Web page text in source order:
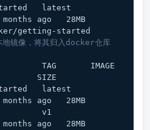
latest
months ago   28MB
镜像，将其归入docker仓库
TAG       IMAGE
SIZE
latest
months ago   28MB
v1
months ago   28MB